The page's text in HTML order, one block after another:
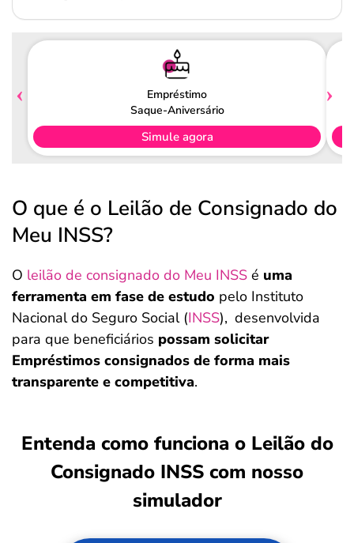
Empréstimo
Saque-Aniversário
Simule agora
O que é o Leilão de Consignado do
Meu INSS?
O leilão de consignado do Meu INSS é uma
ferramenta em fase de estudo pelo Instituto
Nacional do Seguro Social (INSS), desenvolvida
para que beneficiários possam solicitar
Empréstimos consignados de forma mais
transparente e competitiva.
Entenda como funciona o Leilão do
Consignado INSS com nosso
simulador